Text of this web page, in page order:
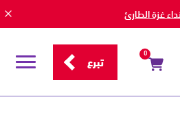
نداء غزة الطارئ
0 تبرع
قائمة